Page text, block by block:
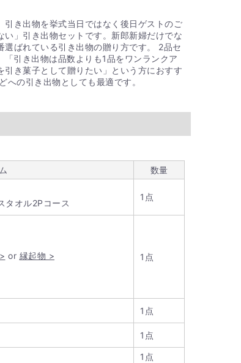
たします。
ますか？
き送料500円がかかります。
タク内で決済となります。
き出物を挙式当日ではなく後日ゲストのご
」引き出物セットです。新郎新婦だけでな
選ばれている引き出物の贈り方です。 2品セ
引き出物は品数よりも1品をワンランクア
き菓子として贈りたい」という方におすす
の引き出物としても最適です。
数量
オル2Pコース
1点
or 縁起物 > 1点
1点
1点
1点